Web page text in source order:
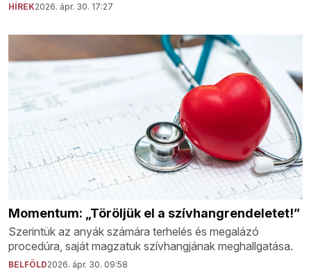
HÍREK2026. ápr. 30. 17:27
Momentum: „Töröljük el a szívhangrendeletet!”
Szerintük az anyák számára terhelés és megalázó
procedúra, saját magzatuk szívhangjának meghallgatása.
BELFÖLD2026. ápr. 30. 09:58